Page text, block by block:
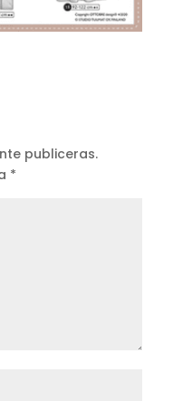
publiceras.
*